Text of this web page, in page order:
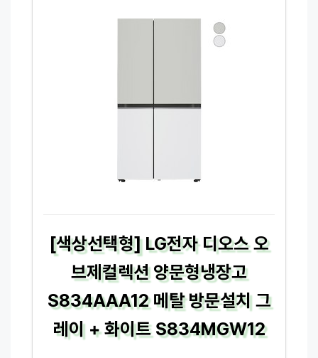
[색상선택형] LG전자 디오스 오
브제컬렉션 양문형냉장고
S834AAA12 메탈 방문설치 그
레이 + 화이트 S834MGW12